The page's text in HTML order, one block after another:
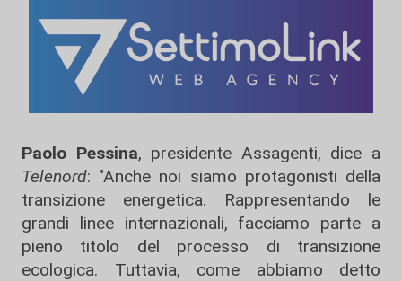
Paolo Pessina, presidente Assagenti, dice a
Telenord: "Anche noi siamo protagonisti della
transizione energetica. Rappresentando le
grandi linee internazionali, facciamo parte a
pieno titolo del processo di transizione
ecologica. Tuttavia, come abbiamo detto